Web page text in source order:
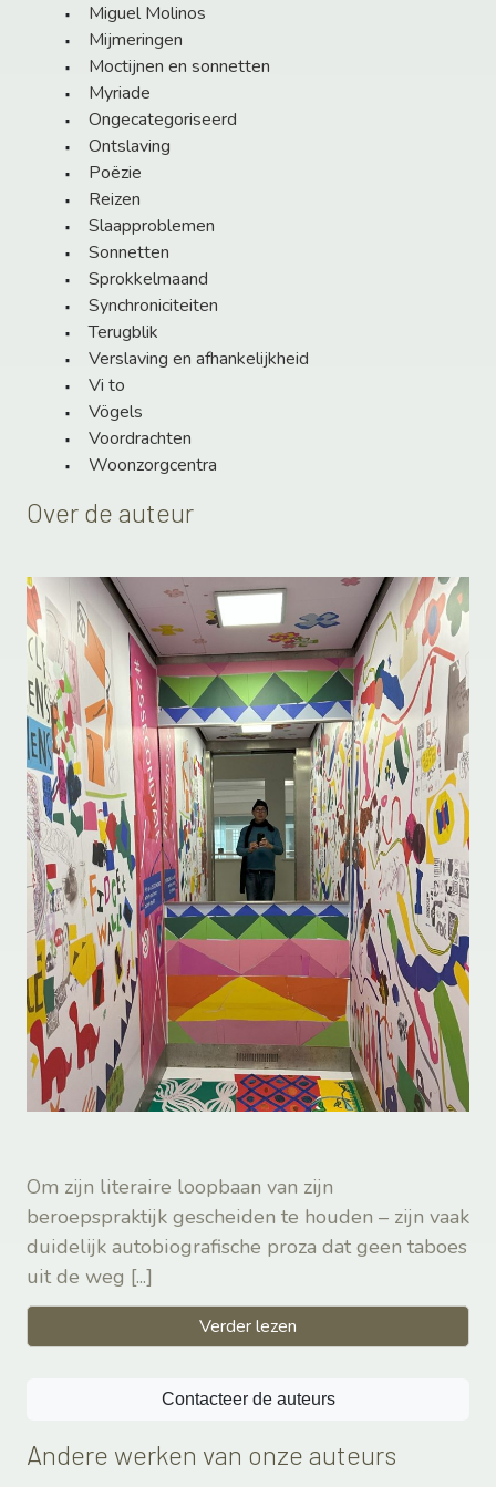
Miguel Molinos
Mijmeringen
Moctijnen en sonnetten
Myriade
Ongecategoriseerd
Ontslaving
Poëzie
Reizen
Slaapproblemen
Sonnetten
Sprokkelmaand
Synchroniciteiten
Terugblik
Verslaving en afhankelijkheid
Vi to
Vögels
Voordrachten
Woonzorgcentra
Over de auteur
Om zijn literaire loopbaan van zijn
beroepspraktijk gescheiden te houden – zijn vaak
duidelijk autobiografische proza dat geen taboes
uit de weg [...]
Verder lezen
Contacteer de auteurs
Andere werken van onze auteurs